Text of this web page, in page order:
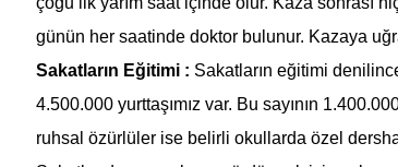
günün her saatinde doktor bulunur. Kazaya
Sakatların Eğitimi: Sakatların eğitimi
4.500.000 yurttaşımız var. Bu sayı­nın
ruhsal özürlüler ise belirli okullarda özel